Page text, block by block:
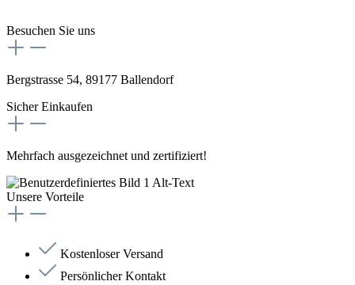
Besuchen Sie uns
Bergstrasse 54, 89177 Ballendorf
Sicher Einkaufen
Mehrfach ausgezeichnet und zertifiziert!
Unsere Vorteile
Kostenloser Versand
Persönlicher Kontakt